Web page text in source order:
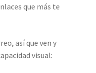
que más te
así que ven y
visual: